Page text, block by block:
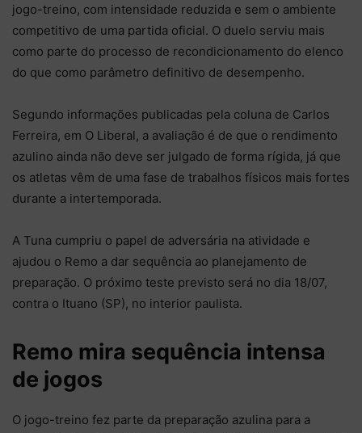
jogo-treino, com intensidade reduzida e sem o ambiente
competitivo de uma partida oficial. O duelo serviu mais
como parte do processo de recondicionamento do elenco
do que como parâmetro definitivo de desempenho.
Segundo informações publicadas pela coluna de Carlos
Ferreira, em O Liberal, a avaliação é de que o rendimento
azulino ainda não deve ser julgado de forma rígida, já que
os atletas vêm de uma fase de trabalhos físicos mais fortes
durante a intertemporada.
A Tuna cumpriu o papel de adversária na atividade e
ajudou o Remo a dar sequência ao planejamento de
preparação. O próximo teste previsto será no dia 18/07,
contra o Ituano (SP), no interior paulista.
Remo mira sequência intensa
de jogos
O jogo-treino fez parte da preparação azulina para a